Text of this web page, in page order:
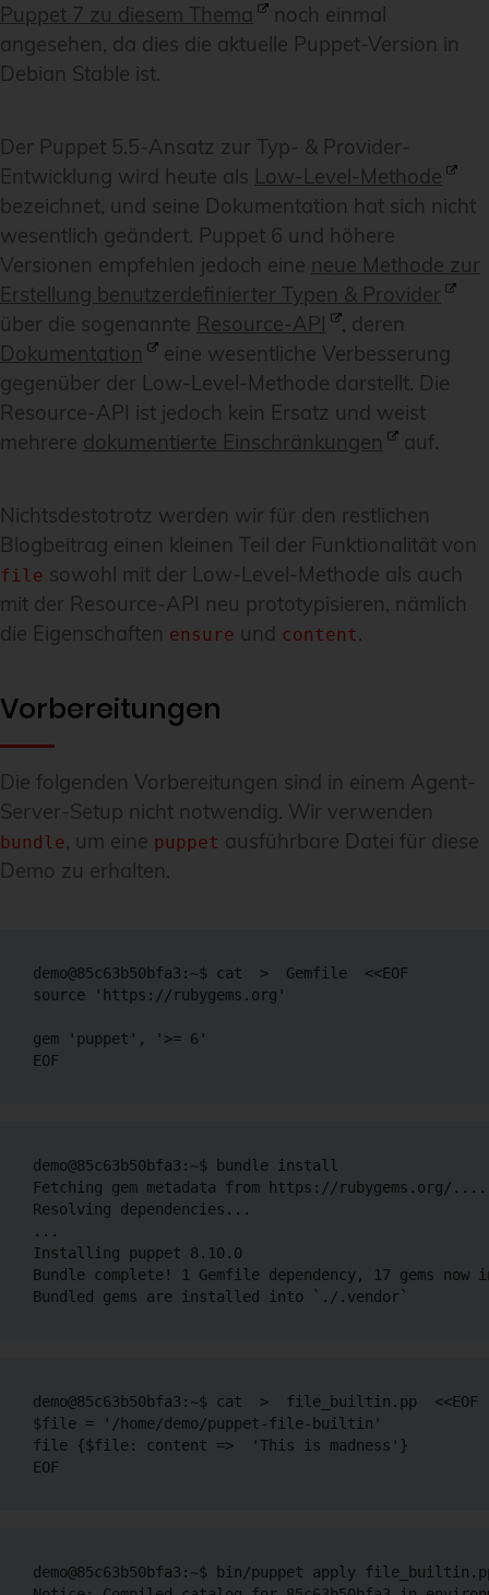
Puppet 7 zu diesem Thema
noch einmal
angesehen, da dies die aktuelle Puppet-Version in
Debian Stable ist.
Der Puppet 5.5-Ansatz zur Typ- & Provider-
Entwicklung wird heute als Low-Level-Methode
bezeichnet, und seine Dokumentation hat sich nicht
wesentlich geändert. Puppet 6 und höhere
Versionen empfehlen jedoch eine neue Methode zur
Erstellung benutzerdefinierter Typen & Provider
über die sogenannte Resource-API
, deren
Dokumentation
eine wesentliche Verbesserung
gegenüber der Low-Level-Methode darstellt. Die
Resource-API ist jedoch kein Ersatz und weist
mehrere dokumentierte Einschränkungen auf.
Nichtsdestotrotz werden wir für den restlichen
Blogbeitrag einen kleinen Teil der Funktionalität von
file sowohl mit der Low-Level-Methode als auch
mit der Resource-API neu prototypisieren, nämlich
die Eigenschaften ensure und content.
Vorbereitungen
Die folgenden Vorbereitungen sind in einem Agent-
Server-Setup nicht notwendig. Wir verwenden
bundle, um eine puppet ausführbare Datei für diese
Demo zu erhalten.
demo@85c63b50bfa3:~$ cat  >  Gemfile  <<EOF
source 'https://rubygems.org'
gem 'puppet', '>= 6'
demo@85c63b50bfa3:~$ bundle install
Fetching gem metadata from https://rubygems.org/
Resolving dependencies...
...
Installing puppet 8.10.0
Bundle complete! 1 Gemfile dependency, 17 gems
demo@85c63b50bfa3:~$ cat  >  file_builtin.pp  <<EOF
$file = '/home/demo/puppet-file-builtin'
file {$file: content =>  'This is madness'}
demo@85c63b50bfa3:~$ bin/puppet apply